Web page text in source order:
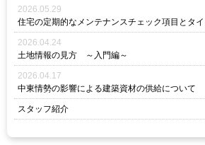
2026.05.29
住宅の定期的なメンテナンスチェック項目とタ
2026.04.24
土地情報の見方 ～入門編～
2026.04.17
中東情勢の影響による建築資材の供給について
スタッフ紹介